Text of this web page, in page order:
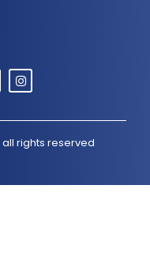
all rights reserved